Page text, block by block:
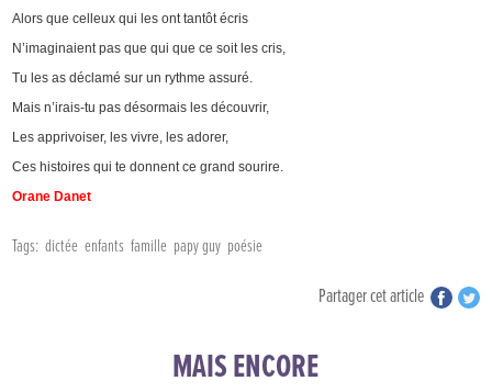
Alors que celleux qui les ont tantôt écris
N’imaginaient pas que qui que ce soit les cris,
Tu les as déclamé sur un rythme assuré.
Mais n’irais-tu pas désormais les découvrir,
Les apprivoiser, les vivre, les adorer,
Ces histoires qui te donnent ce grand sourire.
Orane Danet
Tags: dictée enfants famille papy guy poésie
Partager cet article
MAIS ENCORE